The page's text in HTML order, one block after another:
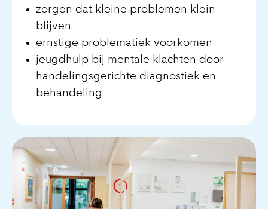
zorgen dat kleine problemen klein
blijven
ernstige problematiek voorkomen
jeugdhulp bij mentale klachten door
handelingsgerichte diagnostiek en
behandeling